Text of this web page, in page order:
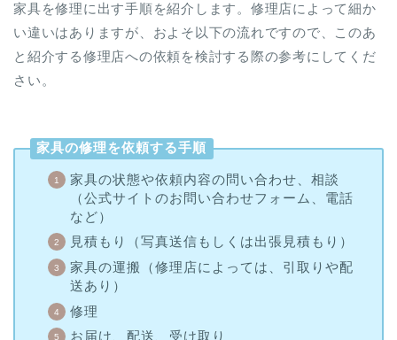
家具を修理に出す手順を紹介します。修理店によって細か
い違いはありますが、およそ以下の流れですので、このあ
と紹介する修理店への依頼を検討する際の参考にしてくだ
さい。
家具の修理を依頼する手順
家具の状態や依頼内容の問い合わせ、相談
（公式サイトのお問い合わせフォーム、電話
など）
見積もり（写真送信もしくは出張見積もり）
家具の運搬（修理店によっては、引取りや配
送あり）
修理
お届け、配送、受け取り